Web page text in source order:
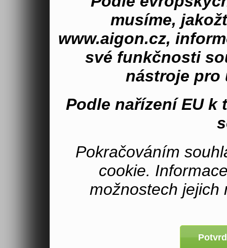
musíme,
www.aigon.cz,
své funkčnosti
nástroje pro
Podle nařízení EU k
Pokračováním
cookie.
možnostech jejich